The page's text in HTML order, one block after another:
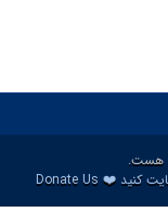
کنید ❤️